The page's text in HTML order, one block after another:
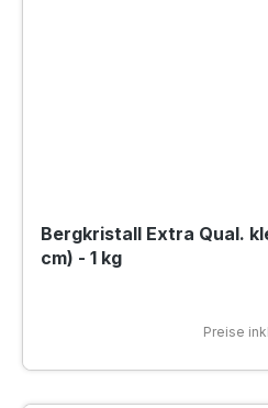
Bergkristall Extra Qual.
cm) - 1 kg
Preise